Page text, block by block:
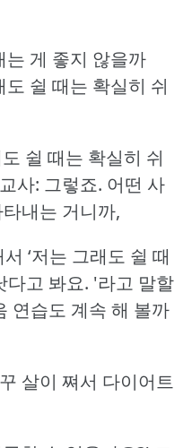
는 게 좋지 않을까
도 쉴 때는 확실히 쉬
쉴 때는 확실히 쉬
교사: 그렇죠. 어떤 사
내는 거니까,
‘저는 그래도 쉴 때
다고 봐요. '라고 말할
연습도 계속 해 볼까
살이 쪄서 다이어트